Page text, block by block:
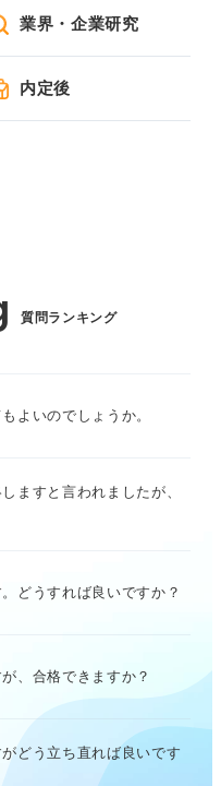
業界・企業研究
内定後
質問ランキング
よいのでしょうか。
ますと言われましたが、
どうすれば良いですか？
、合格できますか？
どう立ち直れば良いです